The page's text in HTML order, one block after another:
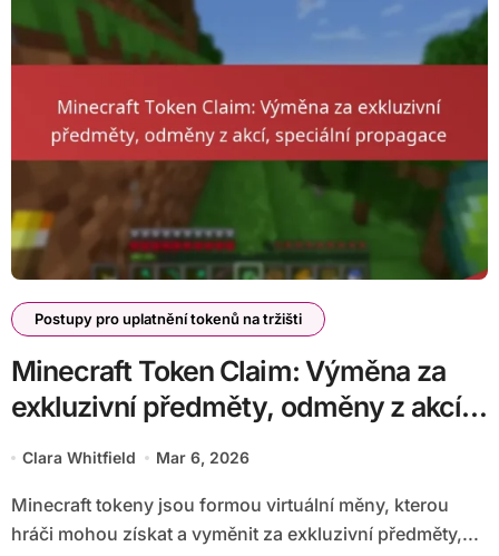
Postupy pro uplatnění tokenů na tržišti
Minecraft Token Claim: Výměna za
exkluzivní předměty, odměny z akcí,
speciální propagace
Clara Whitfield Mar 6, 2026
Minecraft tokeny jsou formou virtuální měny, kterou
hráči mohou získat a vyměnit za exkluzivní předměty,...